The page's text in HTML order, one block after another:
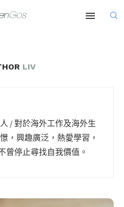
LIV
/ 對於海外工作及海外生
，興趣廣泛，熱愛學習，
曾停止尋找自我價值。